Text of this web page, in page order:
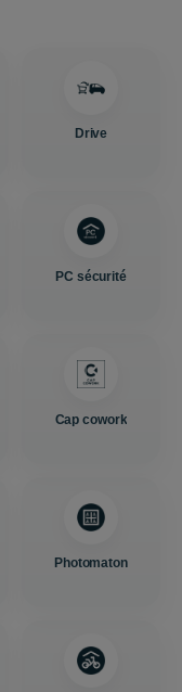
Drive
PC sécurité
Cap cowork
Photomaton